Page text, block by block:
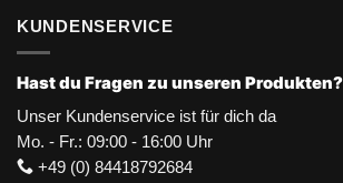
KUNDENSERVICE
Hast du Fragen zu unseren Produkten?
Unser Kundenservice ist für dich da
Mo. - Fr.: 09:00 - 16:00 Uhr
+49 (0) 84418792684